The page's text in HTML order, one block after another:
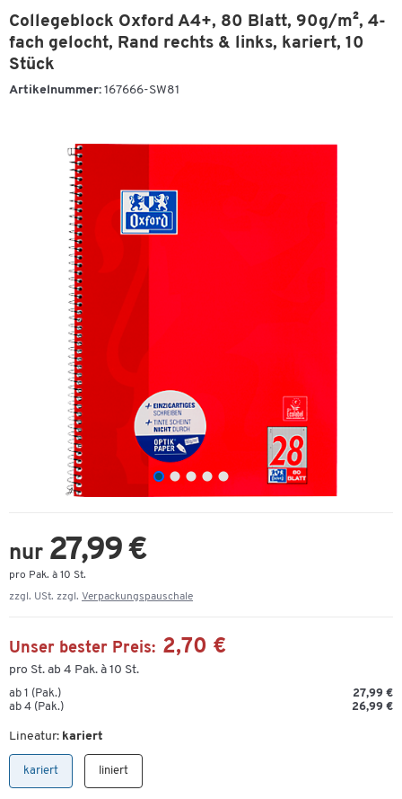
Collegeblock Oxford A4+, 80 Blatt, 90g/m², 4-
fach gelocht, Rand rechts & links, kariert, 10
Stück
Artikelnummer: 167666-SW81
nur 27,99 €
pro Pak. à 10 St.
zzgl. USt. zzgl. Verpackungspauschale
Unser bester Preis: 2,70 €
pro St. ab 4 Pak. à 10 St.
ab 1 (Pak.)
27,99 €
ab 4 (Pak.)
26,99 €
Lineatur: kariert
kariert liniert